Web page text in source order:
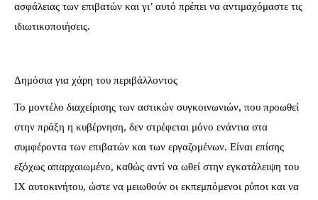
ασφάλειας των επιβατών και γι’ αυτό πρέπει να αντιμαχόμαστε τις
ιδιωτικοποιήσεις.
Δημόσια για χάρη του περιβάλλοντος
Το μοντέλο διαχείρισης των αστικών συγκοινωνιών, που προωθεί
στην πράξη η κυβέρνηση, δεν στρέφεται μόνο ενάντια στα
συμφέροντα των επιβατών και των εργαζομένων. Είναι επίσης
εξόχως απαρχαιωμένο, καθώς αντί να ωθεί στην εγκατάλειψη του
ΙΧ αυτοκινήτου, ώστε να μειωθούν οι εκπεμπόμενοι ρύποι και να